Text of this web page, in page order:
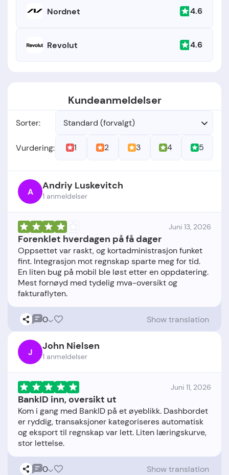
Nordnet 4.6
Revolut 4.6
Kundeanmeldelser
Sorter: Standard (forvalgt)
Vurdering: 1 2 3 4 5
A Andriy Luskevitch
1 anmeldelser
Juni 13, 2026
Forenklet hverdagen på få dager
Oppsettet var raskt, og kortadministrasjon funket
fint. Integrasjon mot regnskap sparte meg for tid.
En liten bug på mobil ble løst etter en oppdatering.
Mest fornøyd med tydelig mva-oversikt og
0 Show translation
J John Nielsen
1 anmeldelser
Juni 11, 2026
BankID inn, oversikt ut
Kom i gang med BankID på et øyeblikk. Dashbordet
er ryddig, transaksjoner kategoriseres automatisk
og eksport til regnskap var lett. Liten læringskurve,
0 Show translation